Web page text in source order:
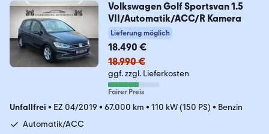
Volkswagen Golf Sportsvan 1.5
VII/Automatik/ACC/R Kamera
Lieferung möglich
18.490 €
18.990 €
ggf. zzgl. Lieferkosten
Fairer Preis
Unfallfrei • EZ 04/2019 • 67.000 km • 110 kW (150 PS) • Benzin
Automatik/ACC